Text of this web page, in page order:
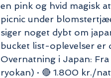
en pink og hvid magisk
picnic under
siger noget dybt om
bucket list-oplevelser er
Overnatning i Japan:
ryokan) · 🔴 1.800 kr./